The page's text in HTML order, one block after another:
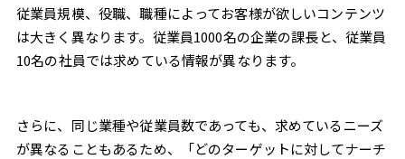
従業員規模、役職、職種によってお客様が欲しいコンテンツ
は大きく異なります。従業員1000名の企業の課長と、従業員
10名の社員では求めている情報が異なります。
さらに、同じ業種や従業員数であっても、求めているニーズ
が異なることもあるため、「どのターゲットに対してナーチ